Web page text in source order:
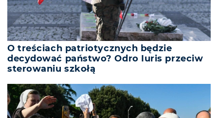
O treściach patriotycznych będzie
decydować państwo? Odro Iuris przeciw
sterowaniu szkołą